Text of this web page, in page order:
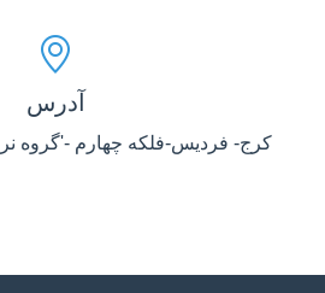
آدرس
کرج- فردیس-فلکه چهارم -'گروه